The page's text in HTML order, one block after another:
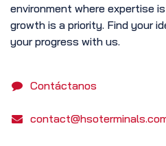
environment where expertise
growth is a priority. Find your
your progress with us.
Contáctanos